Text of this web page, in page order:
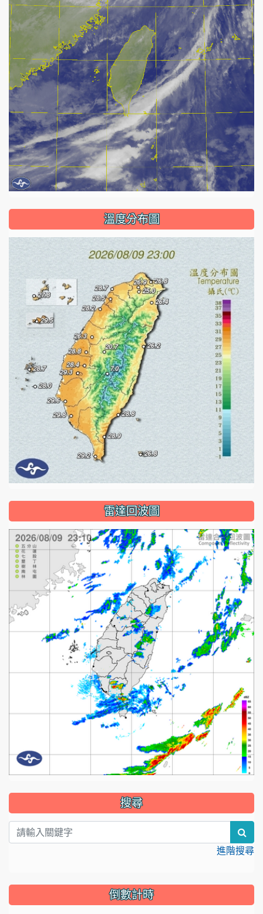
溫度分布圖
雷達回波圖
::: 搜尋
進階搜尋
倒數計時